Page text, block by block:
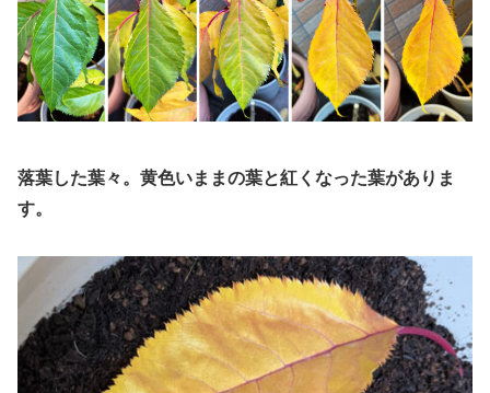
落葉した葉々。黄色いままの葉と紅くなった葉がありま
す。